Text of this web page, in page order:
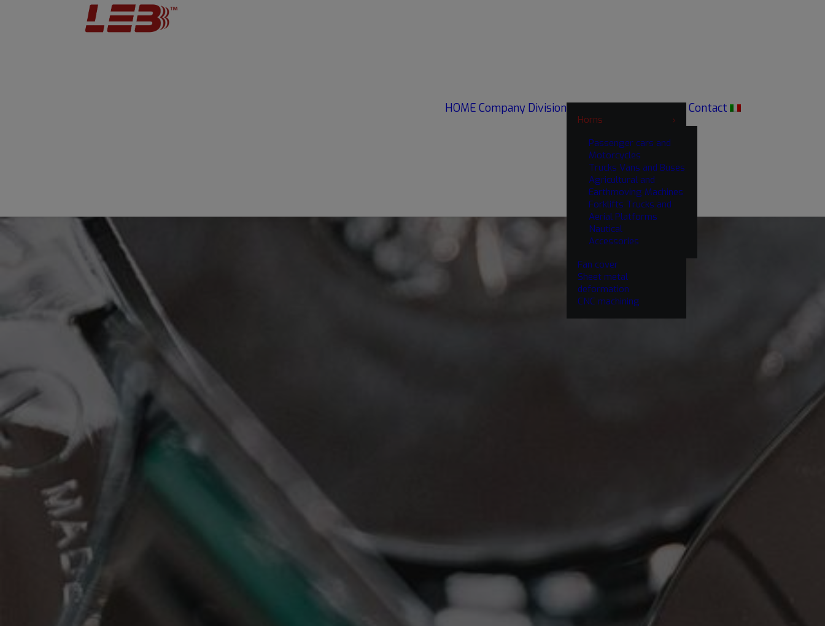
HOME Company Division
Horns
Passenger cars and
Motorcycles
Trucks Vans and Buses
Agricultural and
Earthmoving Machines
Forklifts Trucks and
Aerial Platforms
Nautical
Accessories
Fan cover
Sheet metal
deformation
CNC machining
Contact